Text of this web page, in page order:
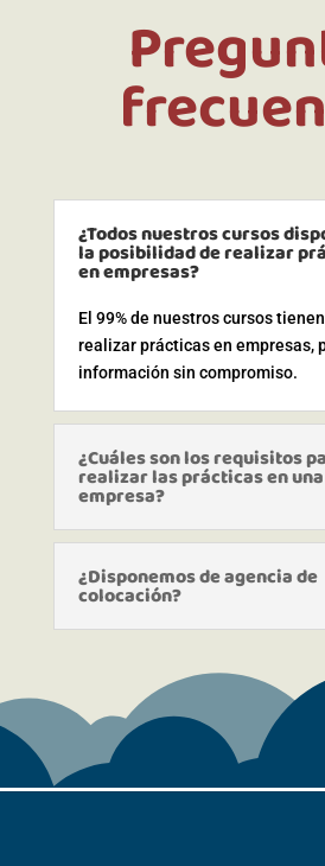
¿Todos nuestros cursos
la posibilidad de realizar
en empresas?
El 99% de nuestros cursos
realizar prácticas en empresas,
información sin compromiso.
¿Cuáles son los requisitos
realizar las prácticas en una
empresa?
¿Disponemos de agencia de
colocación?